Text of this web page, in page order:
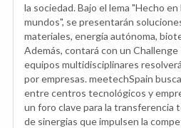
la sociedad. Bajo el lema "Hecho
mundos", se presentarán
materiales, energía autónoma,
Además, contará con un
equipos multidisciplinares
por empresas. meetechSpain
entre centros tecnológicos y
un foro clave para la transferencia
de sinergias que impulsen la